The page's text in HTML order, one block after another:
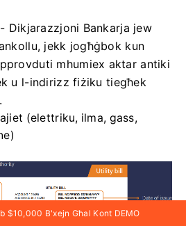
- Dikjarazzjoni Bankarja jew
jekk jogħġbok kun
mhumiex aktar antiki
u l-indirizz fiżiku tiegħek
(elettriku, ilma, gass,
$10,000 B'xejn Għal Kont DEMO